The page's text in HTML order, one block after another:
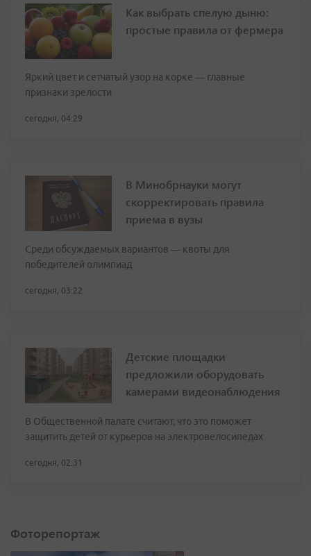
Как выбрать спелую дыню:
простые правила от фермера
Яркий цвет и сетчатый узор на корке — главные
признаки зрелости
сегодня, 04:29
В Минобрнауки могут
скорректировать правила
приема в вузы
Среди обсуждаемых вариантов — квоты для
победителей олимпиад
сегодня, 03:22
Детские площадки
предложили оборудовать
камерами видеонаблюдения
В Общественной палате считают, что это поможет
защитить детей от курьеров на электровелосипедах
сегодня, 02:31
Фоторепортаж